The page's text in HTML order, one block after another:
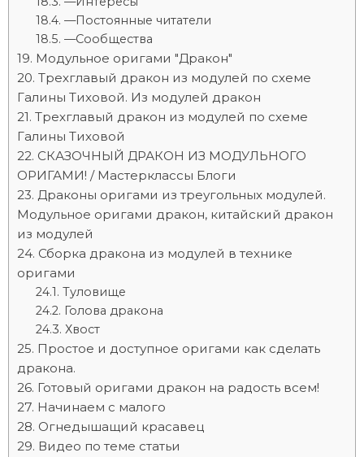
—Постоянные читатели
—Сообщества
Модульное оригами "Дракон"
Трехглавый дракон из модулей по схеме
Галины Тиховой. Из модулей дракон
Трехглавый дракон из модулей по схеме
Галины Тиховой
СКАЗОЧНЫЙ ДРАКОН ИЗ МОДУЛЬНОГО
ОРИГАМИ! / Мастерклассы Блоги
Драконы оригами из треугольных модулей.
Модульное оригами дракон, китайский дракон
из модулей
Сборка дракона из модулей в технике
оригами
Туловище
Голова дракона
Хвост
Простое и доступное оригами как сделать
дракона.
Готовый оригами дракон на радость всем!
Начинаем с малого
Огнедышащий красавец
Видео по теме статьи